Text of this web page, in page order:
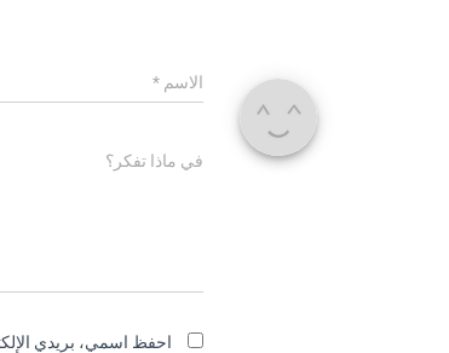
الاسم *
في ماذا تفكر؟
احفظ اسمي، بريدي